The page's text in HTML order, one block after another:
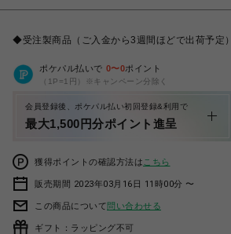
◆受注製商品（ご入金から3週間ほどで出荷予定）
ポケパル払いで 0〜0ポイント
（1P=1円）※キャンペーン分除く
会員登録後、ポケパル払い初回登録&利用で
最大1,500円分ポイント進呈
獲得ポイントの確認方法は こちら
販売期間 2023年03月16日 11時00分 〜
この商品について問い合わせる
ギフト：ラッピング不可